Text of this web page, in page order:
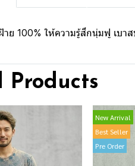
ย 100% ให้ความรู้สึกนุ่มฟู เบา
Products
New Arrival
Best Seller
Pre Order